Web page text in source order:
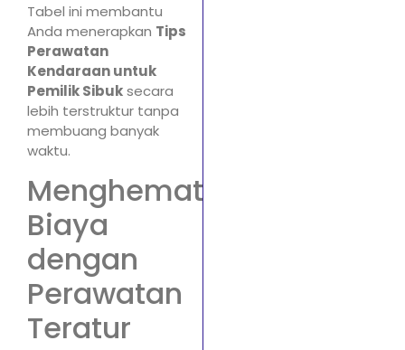
Tabel ini membantu
Anda menerapkan Tips
Perawatan
Kendaraan untuk
Pemilik Sibuksecara
lebih terstruktur tanpa
membuang banyak
waktu.
Menghemat
Biaya
dengan
Perawatan
Teratur